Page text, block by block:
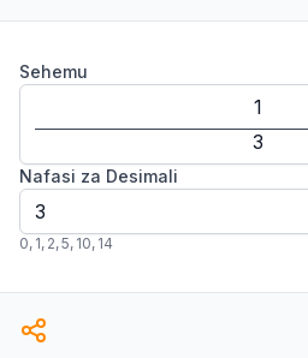
Sehemu
Nafasi za Desimali
0, 1, 2,5, 10, 14